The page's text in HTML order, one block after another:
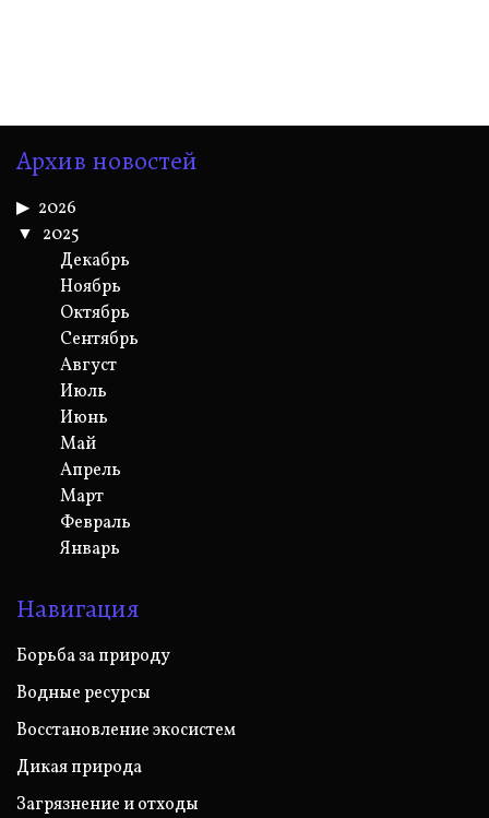
Архив новостей
2026
2025
Декабрь
Ноябрь
Октябрь
Сентябрь
Август
Июль
Июнь
Май
Апрель
Март
Февраль
Январь
Навигация
Борьба за природу
Водные ресурсы
Восстановление экосистем
Дикая природа
Загрязнение и отходы